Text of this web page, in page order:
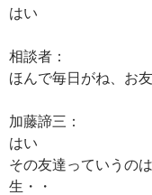
はい
相談者：
ほんで毎日がね、お
加藤諦三：
はい
その友達っていうの
生・・